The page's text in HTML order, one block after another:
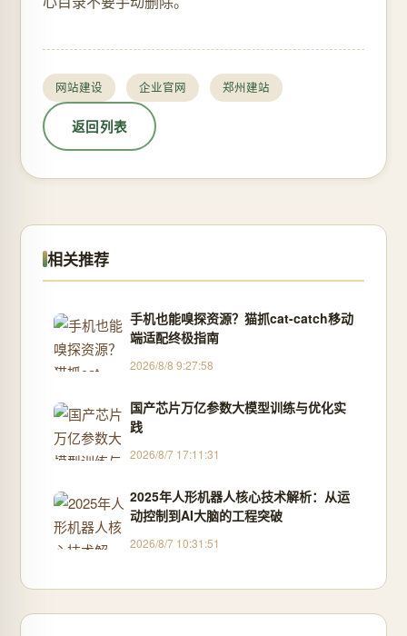
网站建设 企业官网 郑州建站
返回列表
相关推荐
手机也能嗅探资源？猫抓cat-catch移动
端适配终极指南
2026/8/8 9:27:58
国产芯片万亿参数大模型训练与优化实
践
2026/8/7 17:11:31
2025年人形机器人核心技术解析：从运
动控制到AI大脑的工程突破
2026/8/7 10:31:51